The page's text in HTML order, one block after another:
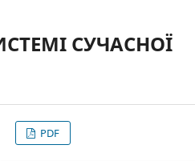
СУЧАСНОЇ
PDF